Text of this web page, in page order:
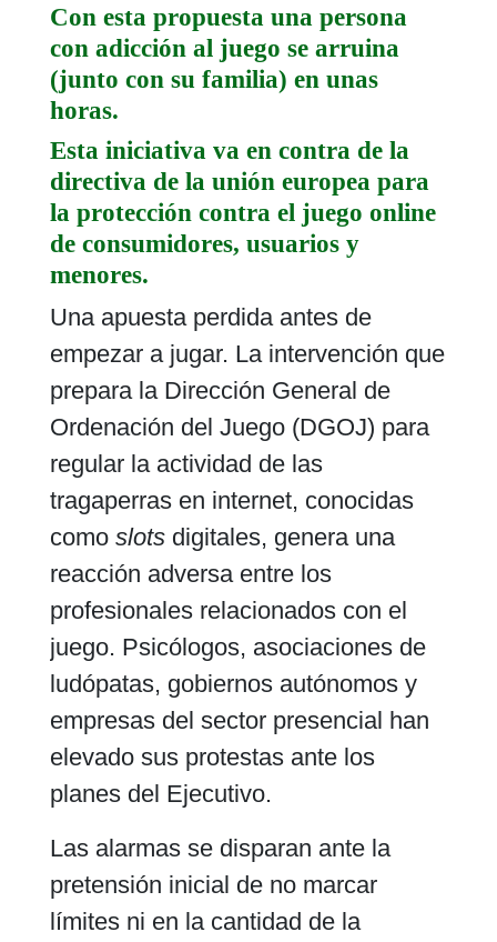
Con esta propuesta una persona
con adicción al juego se arruina
(junto con su familia) en unas
horas.
Esta iniciativa va en contra de la
directiva de la unión europea para
la protección contra el juego online
de consumidores, usuarios y
menores.
Una apuesta perdida antes de
empezar a jugar. La intervención que
prepara la Dirección General de
Ordenación del Juego (DGOJ) para
regular la actividad de las
tragaperras en internet, conocidas
como slotsdigitales, genera una
reacción adversa entre los
profesionales relacionados con el
juego. Psicólogos, asociaciones de
ludópatas, gobiernos autónomos y
empresas del sector presencial han
elevado sus protestas ante los
planes del Ejecutivo.
Las alarmas se disparan ante la
pretensión inicial de no marcar
límites ni en la cantidad de la